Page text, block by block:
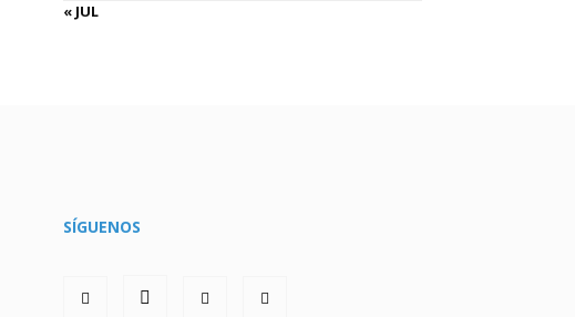
« JUL
SÍGUENOS